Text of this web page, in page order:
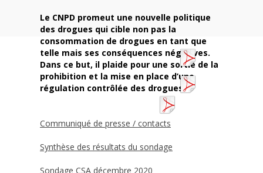
Le CNPD promeut une nouvelle politique
des drogues qui cible non pas la
consommation de drogues en tant que
telle mais ses conséquences négatives.
Dans ce but, il plaide pour une sortie de la
prohibition et la mise en place d’une
régulation contrôlée des drogues.
Communiqué de presse / contacts
Synthèse des résultats du sondage
Sondage CSA décembre 2020